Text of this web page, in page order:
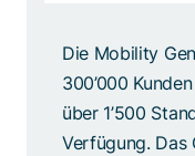
Die Mobility
300’000
über 1’500
Verfügung. Das